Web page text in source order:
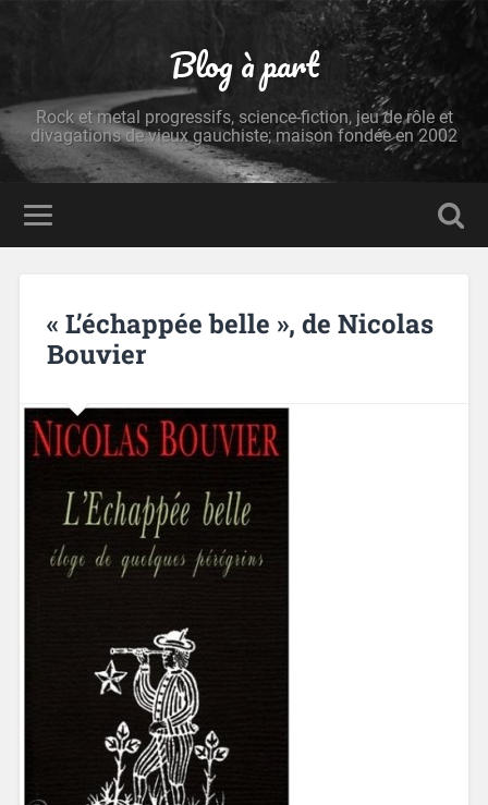
Blog à part
Rock et metal progressifs, science-fiction, jeu de rôle et
divagations de vieux gauchiste; maison fondée en 2002
« L’échappée belle », de Nicolas
Bouvier